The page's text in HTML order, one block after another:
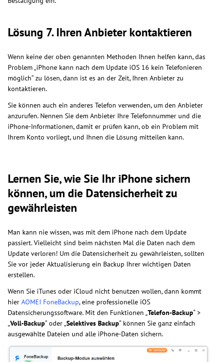
Lösung 7. Ihren Anbieter kontaktieren
Wenn keine der oben genannten Methoden Ihnen helfen kann, das
Problem „iPhone kann nach dem Update iOS 16 kein Telefonieren
möglich“ zu lösen, dann ist es an der Zeit, Ihren Anbieter zu
kontaktieren.
Sie können auch ein anderes Telefon verwenden, um den Anbieter
anzurufen. Nennen Sie dem Anbieter Ihre Telefonnummer und die
iPhone-Informationen, damit er prüfen kann, ob ein Problem mit
Ihrem Konto vorliegt, und Ihnen die Lösung mitteilen kann.
Lernen Sie, wie Sie Ihr iPhone sichern
können, um die Datensicherheit zu
gewährleisten
Man kann nie wissen, was mit dem iPhone nach dem Update
passiert. Vielleicht sind beim nächsten Mal die Daten nach dem
Update verloren! Um die Datensicherheit zu gewährleisten, sollten
Sie vor jeder Aktualisierung ein Backup Ihrer wichtigen Daten
erstellen.
Wenn Sie iTunes oder iCloud nicht benutzen wollen, dann kommt
hier AOMEI FoneBackup, eine professionelle iOS
Datensicherungssoftware. Mit den Funktionen „Telefon-Backup“ >
„Voll-Backup“ oder „Selektives Backup“ können Sie ganz einfach
ausgewählte Dateien und alle iPhone-Daten sichern.